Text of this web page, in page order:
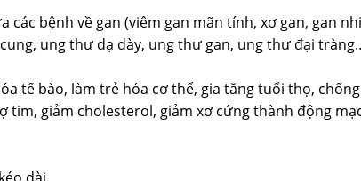
các bệnh về gan (viêm gan mãn tính, xơ gan, gan
ung thư dạ dày, ung thư gan, ung thư đại
tế bào, làm trẻ hóa cơ thể, gia tăng tuổi thọ,
giảm cholesterol, giảm xơ cứng thành động